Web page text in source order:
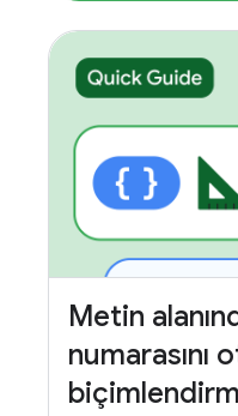
Metin
numarasını